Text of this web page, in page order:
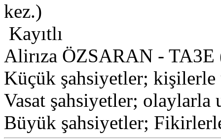
kez.)
Kayıtlı
Alirıza ÖZSARAN -
Küçük şahsiyetler; kişilerle
Vasat şahsiyetler; olaylarla
Büyük şahsiyetler;